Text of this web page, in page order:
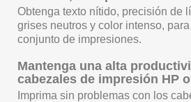
Obtenga texto nítido, precisión de
grises neutros y color intenso,
conjunto de impresiones.
Mantenga una alta
cabezales de impresión HP
Imprima sin problemas con los